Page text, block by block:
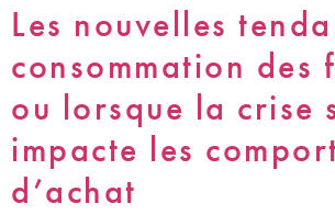
Les nouvelles
consommation des
ou lorsque la crise
impacte les
d’achat